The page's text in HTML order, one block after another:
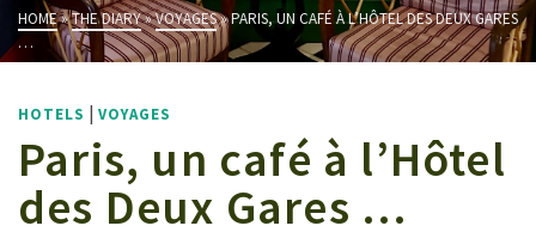
HOME»THE DIARY»VOYAGES»PARIS, UN CAFÉ À L’HÔTEL DES DEUX GARES
…
HOTELS | VOYAGES
Paris, un café à l’Hôtel
des Deux Gares …